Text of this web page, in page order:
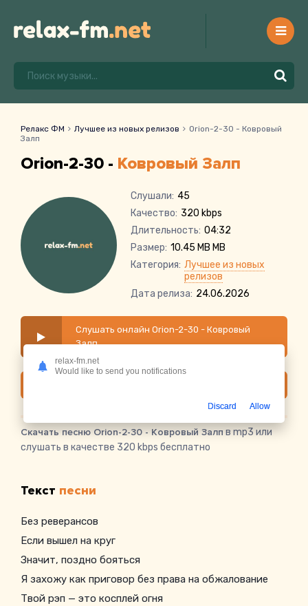
Релакс ФМ Лучшее из новых релизов
Orion-2-30 - Ковровый
Залп
Orion-2-30 - Ковровый Залп
Слушали: 45
Качество: 320 kbps
Длительность: 04:32
Размер: 10.45 MB MB
Категория: Лучшее из новых
релизов
Дата релиза: 24.06.2026
Слушать онлайн Orion-2-30 - Ковровый
Залп
Скачать песню Orion-2-30 - Ковровый Залпв mp3 или
слушать в качестве 320 kbps бесплатно
Текст песни
Без реверансов
Если вышел на круг
Значит, поздно бояться
Я захожу как приговор без права на обжалование
Твой рэп — это косплей огня
relax-fm.net
Would like to send you notifications
Discard Allow